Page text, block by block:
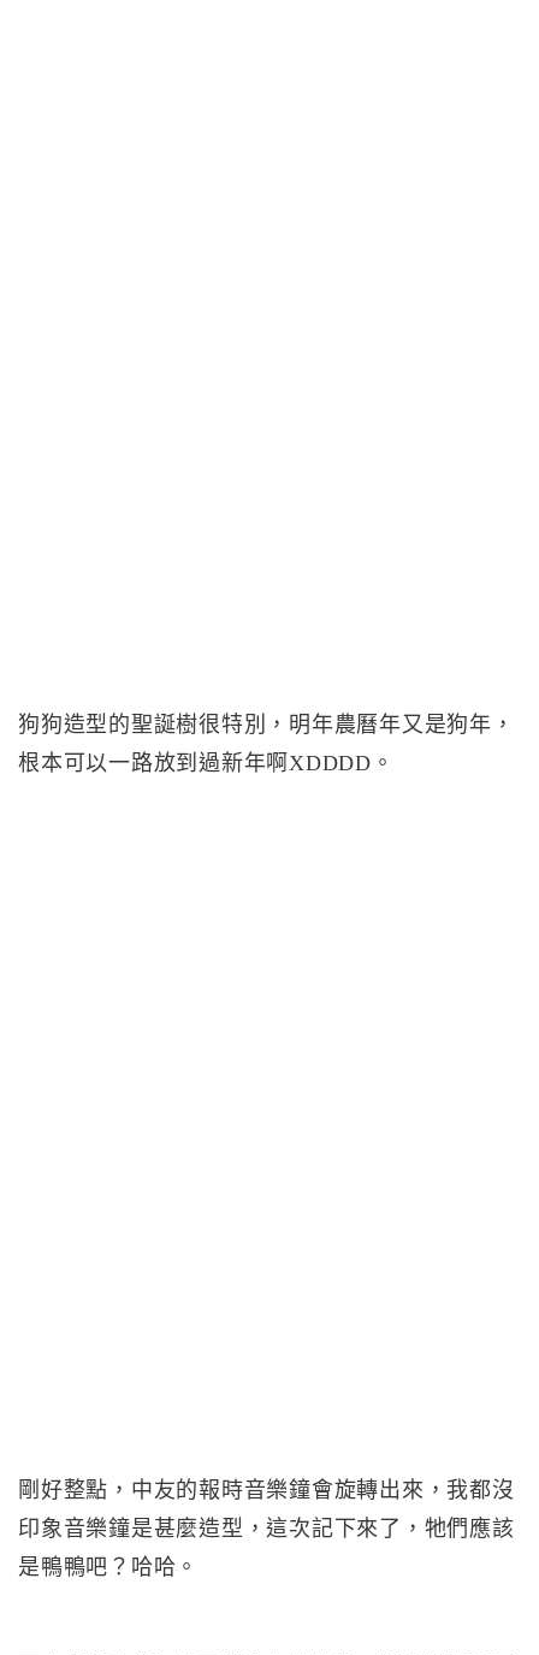
狗狗造型的聖誕樹很特別，明年農曆年又是狗年，
根本可以一路放到過新年啊XDDDD。
剛好整點，中友的報時音樂鐘會旋轉出來，我都沒
印象音樂鐘是甚麼造型，這次記下來了，牠們應該
是鴨鴨吧？哈哈。